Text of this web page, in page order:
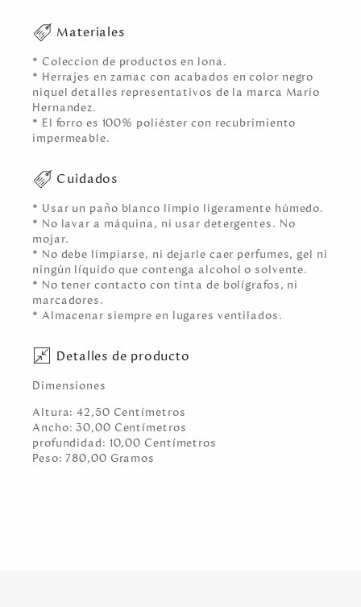
Materiales
* Coleccion de productos en lona.
* Herrajes en zamac con acabados en color negro
niquel detalles representativos de la marca Mario
Hernandez.
* El forro es 100% poliéster con recubrimiento
impermeable.
Cuidados
* Usar un paño blanco limpio ligeramente húmedo.
* No lavar a máquina, ni usar detergentes. No
mojar.
* No debe limpiarse, ni dejarle caer perfumes, gel ni
ningún líquido que contenga alcohol o solvente.
* No tener contacto con tinta de bolígrafos, ni
marcadores.
* Almacenar siempre en lugares ventilados.
Detalles de producto
Dimensiones
Altura:42,50 Centímetros
Ancho:30,00 Centímetros
profundidad: 10,00 Centímetros
Peso:780,00 Gramos